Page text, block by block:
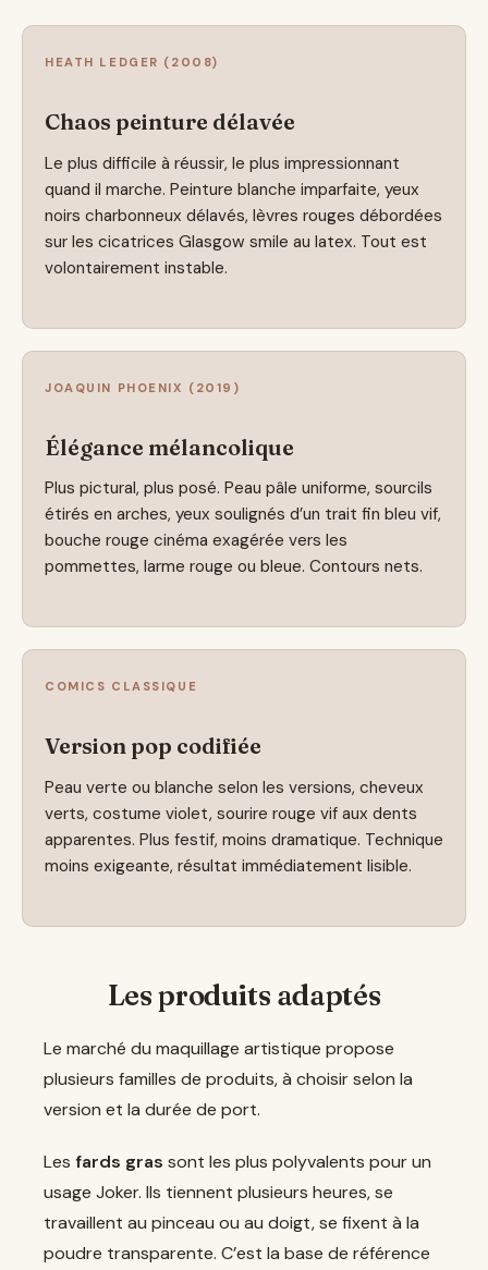
HEATH LEDGER (2008)
Chaos peinture délavée
Le plus difficile à réussir, le plus impressionnant
quand il marche. Peinture blanche imparfaite, yeux
noirs charbonneux délavés, lèvres rouges débordées
sur les cicatrices Glasgow smile au latex. Tout est
volontairement instable.
JOAQUIN PHOENIX (2019)
Élégance mélancolique
Plus pictural, plus posé. Peau pâle uniforme, sourcils
étirés en arches, yeux soulignés d’un trait fin bleu vif,
bouche rouge cinéma exagérée vers les
pommettes, larme rouge ou bleue. Contours nets.
COMICS CLASSIQUE
Version pop codifiée
Peau verte ou blanche selon les versions, cheveux
verts, costume violet, sourire rouge vif aux dents
apparentes. Plus festif, moins dramatique. Technique
moins exigeante, résultat immédiatement lisible.
Les produits adaptés
Le marché du maquillage artistique propose
plusieurs familles de produits, à choisir selon la
version et la durée de port.
Les fards gras sont les plus polyvalents pour un
usage Joker. Ils tiennent plusieurs heures, se
travaillent au pinceau ou au doigt, se fixent à la
poudre transparente. C’est la base de référence